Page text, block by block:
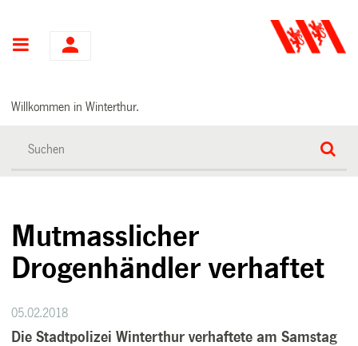
Hauptnavigation
Willkommen in Winterthur.
Mutmasslicher
Drogenhändler verhaftet
05.02.2018
Die Stadtpolizei Winterthur verhaftete am Samstag